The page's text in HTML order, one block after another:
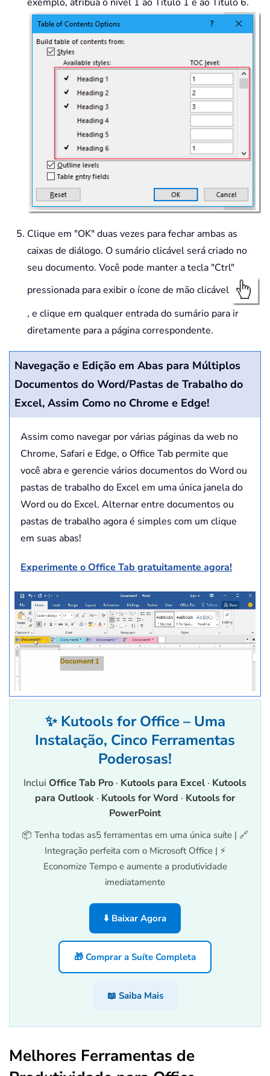
Clique em "OK" duas vezes para fechar ambas as
caixas de diálogo. O sumário clicável será criado no
seu documento. Você pode manter a tecla "Ctrl"
pressionada para exibir o ícone de mão clicável
, e clique em qualquer entrada do sumário para ir
diretamente para a página correspondente.
Navegação e Edição em Abas para Múltiplos
Documentos do Word/Pastas de Trabalho do
Excel, Assim Como no Chrome e Edge!
Assim como navegar por várias páginas da web no
Chrome, Safari e Edge, o Office Tab permite que
você abra e gerencie vários documentos do Word ou
pastas de trabalho do Excel em uma única janela do
Word ou do Excel. Alternar entre documentos ou
pastas de trabalho agora é simples com um clique
em suas abas!
Experimente o Office Tab gratuitamente agora!
✨ Kutools for Office – Uma
Instalação, Cinco Ferramentas
Poderosas!
Inclui Office Tab Pro · Kutools para Excel · Kutools
para Outlook · Kutools for Word · Kutools for
PowerPoint
📦 Tenha todas as5 ferramentas em uma única suíte | 🔗
Integração perfeita com o Microsoft Office | ⚡
Economize Tempo e aumente a produtividade
imediatamente
⬇️ Baixar Agora
🎁 Comprar a Suíte Completa
📖 Saiba Mais
Melhores Ferramentas de